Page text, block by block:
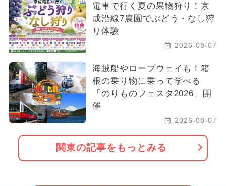
電車で行く夏の果物狩り！京
成沿線7農園でぶどう・なし狩
り体験
2026-08-07
海賊船やロープウェイも！箱
根の乗り物に乗って学べる
「のりものフェスタ2026」開
催
2026-08-07
関東の記事をもっとみる